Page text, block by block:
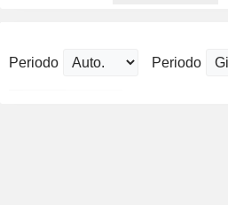
Periodo Periodo